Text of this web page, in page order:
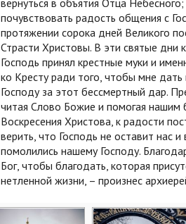
вернуться в объятия Отца
почувствовать радость общения с
протяжении сорока дней Великого
Страсти Христовы. В эти святые
Господь принял крестные муки и
ко Кресту ради того, чтобы мне
Господу за этот бессмертный дар.
читая Слово Божие и помогая нашим
Воскресения Христова, к радости
верить, что Господь не оставит нас
помолились нашему Господу.
Бог, чтобы благодать, которая
нетленной жизни, – произнес